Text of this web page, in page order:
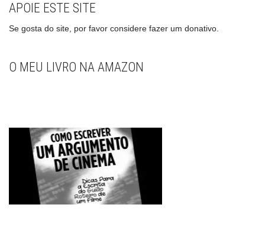
APOIE ESTE SITE
Se gosta do site, por favor considere fazer um donativo.
O MEU LIVRO NA AMAZON